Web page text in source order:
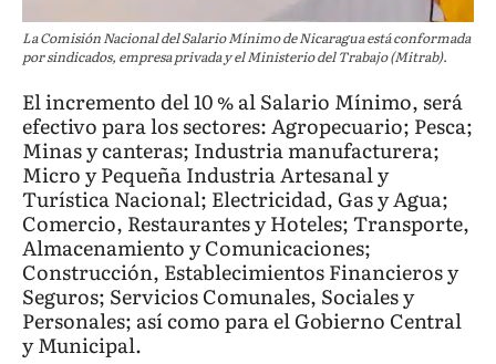
La Comisión Nacional del Salario Mínimo de Nicaragua está conformada
por sindicados, empresa privada y el Ministerio del Trabajo (Mitrab).
El incremento del 10 % al Salario Mínimo, será
efectivo para los sectores: Agropecuario; Pesca;
Minas y canteras; Industria manufacturera;
Micro y Pequeña Industria Artesanal y
Turística Nacional; Electricidad, Gas y Agua;
Comercio, Restaurantes y Hoteles; Transporte,
Almacenamiento y Comunicaciones;
Construcción, Establecimientos Financieros y
Seguros; Servicios Comunales, Sociales y
Personales; así como para el Gobierno Central
y Municipal.